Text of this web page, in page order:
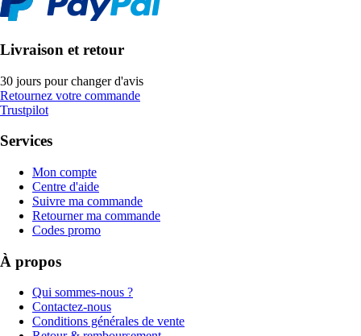
Livraison et retour
30 jours pour changer d'avis
Retournez votre commande
Trustpilot
Services
Mon compte
Centre d'aide
Suivre ma commande
Retourner ma commande
Codes promo
À propos
Qui sommes-nous ?
Contactez-nous
Conditions générales de vente